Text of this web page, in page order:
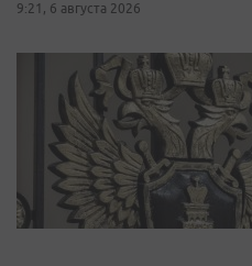
9:21, 6 августа 2026